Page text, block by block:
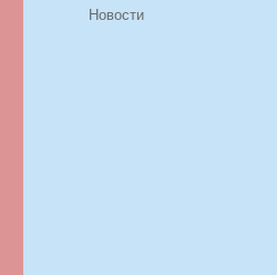
Рубрики
Новости